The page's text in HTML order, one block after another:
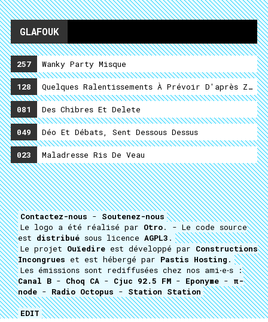
GLAFOUK
257 Wanky Party Misque
128 Quelques Ralentissements À Prévoir D'après
081 Des Chibres Et Delete
049 Déo Et Débats, Sent Dessous Dessus
023 Maladresse Ris De Veau
Contactez-nous - Soutenez-nous
Le logo a été réalisé par Otro. - Le code source
est distribué sous licence AGPL3 .
Le projet Ouïedire est développé par Constructions
Incongrues et est hébergé par Pastis Hosting .
Les émissions sont rediffusées chez nos ami⋅e⋅s :
Canal B - Choq CA - Cjuc 92.5 FM - Eponyme - π-
node - Radio Octopus - Station Station
EDIT